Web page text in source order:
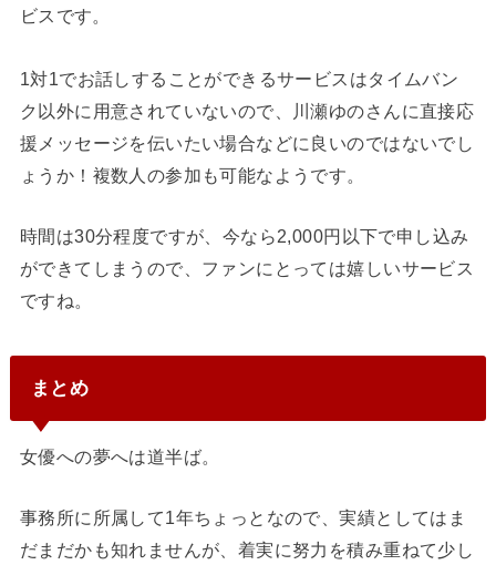
ビスです。
1対1でお話しすることができるサービスはタイムバン
ク以外に用意されていないので、川瀬ゆのさんに直接応
援メッセージを伝いたい場合などに良いのではないでし
ょうか！複数人の参加も可能なようです。
時間は30分程度ですが、今なら2,000円以下で申し込み
ができてしまうので、ファンにとっては嬉しいサービス
ですね。
まとめ
女優への夢へは道半ば。
事務所に所属して1年ちょっとなので、実績としてはま
だまだかも知れませんが、着実に努力を積み重ねて少し